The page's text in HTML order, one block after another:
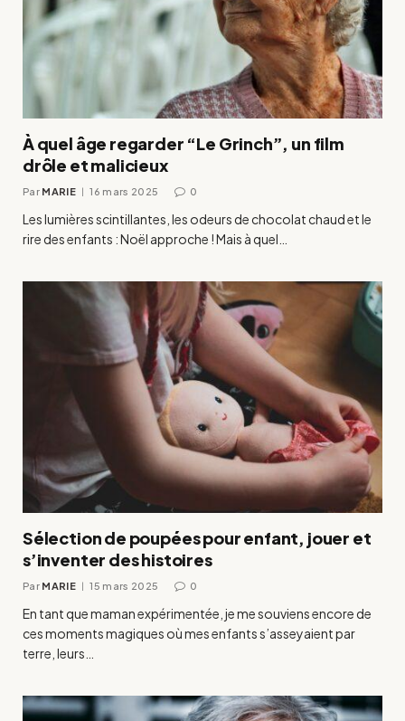
À quel âge regarder “Le Grinch”, un film
drôle et malicieux
Par MARIE 16 mars 2025 0
Les lumières scintillantes, les odeurs de chocolat chaud et le
rire des enfants : Noël approche ! Mais à quel…
Sélection de poupées pour enfant, jouer et
s’inventer des histoires
Par MARIE 15 mars 2025 0
En tant que maman expérimentée, je me souviens encore de
ces moments magiques où mes enfants s’asseyaient par
terre, leurs…